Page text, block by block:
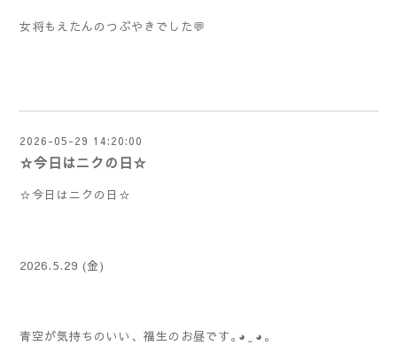
女将もえたんのつぶやきでした💬
2026-05-29 14:20:00
☆今日はニクの日☆
☆今日はニクの日☆
2026.5.29 (金)
青空が気持ちのいい、福生のお昼です｡⁠◕⁠‿⁠◕⁠｡